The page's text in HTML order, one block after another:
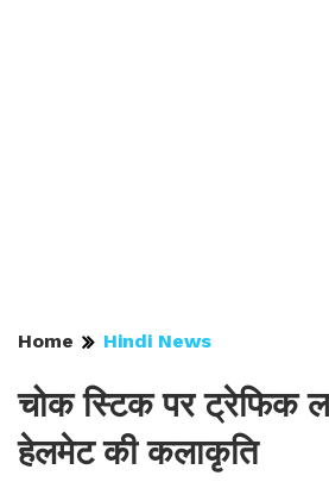
Home Hindi News
चोक स्टिक पर ट्रेफिक
हेलमेट की कलाकृति